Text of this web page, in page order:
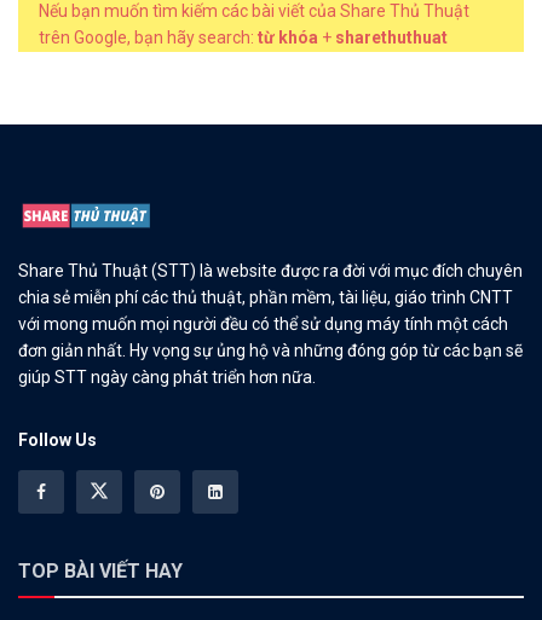
Nếu bạn muốn tìm kiếm các bài viết của Share Thủ Thuật
trên Google, bạn hãy search: từ khóa + sharethuthuat
Share Thủ Thuật (STT) là website được ra đời với mục đích chuyên
chia sẻ miễn phí các thủ thuật, phần mềm, tài liệu, giáo trình CNTT
với mong muốn mọi người đều có thể sử dụng máy tính một cách
đơn giản nhất. Hy vọng sự ủng hộ và những đóng góp từ các bạn sẽ
giúp STT ngày càng phát triển hơn nữa.
Follow Us
TOP BÀI VIẾT HAY